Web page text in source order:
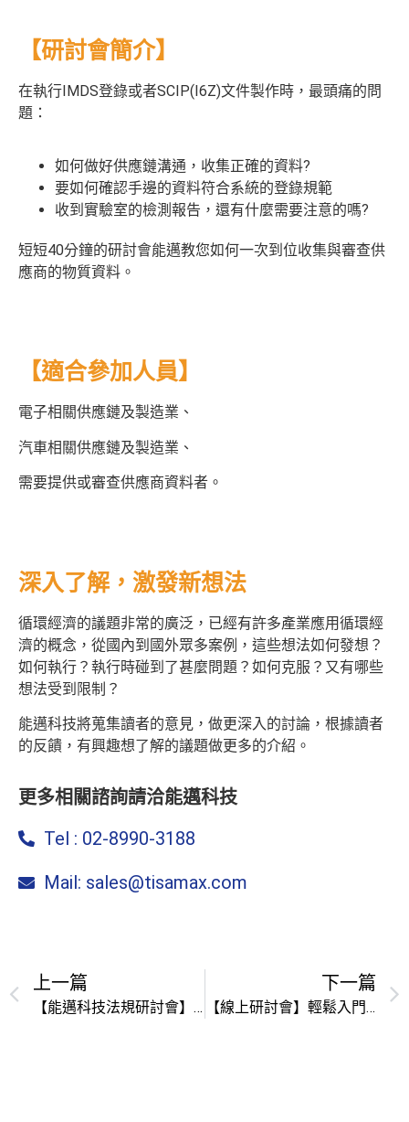
【研討會簡介】
在執行IMDS登錄或者SCIP(I6Z)文件製作時，最頭痛的問
題：
如何做好供應鏈溝通，收集正確的資料?
要如何確認手邊的資料符合系統的登錄規範
收到實驗室的檢測報告，還有什麼需要注意的嗎?
短短40分鐘的研討會能邁教您如何一次到位收集與審查供
應商的物質資料。
【適合參加人員】
電子相關供應鏈及製造業、
汽車相關供應鏈及製造業、
需要提供或審查供應商資料者。
深入了解，激發新想法
循環經濟的議題非常的廣泛，已經有許多產業應用循環經
濟的概念，從國內到國外眾多案例，這些想法如何發想？
如何執行？執行時碰到了甚麼問題？如何克服？又有哪些
想法受到限制？
能邁科技將蒐集讀者的意見，做更深入的討論，根據讀者
的反饋，有興趣想了解的議題做更多的介紹。
更多相關諮詢請洽能邁科技
Tel : 02-8990-3188
Mail: sales@tisamax.com
上一篇
【能邁科技法規研討會】如何做好REACh和RoHS的風險管理
下一篇
【線上研討會】輕鬆入門IMDS 汽車材料數據系統